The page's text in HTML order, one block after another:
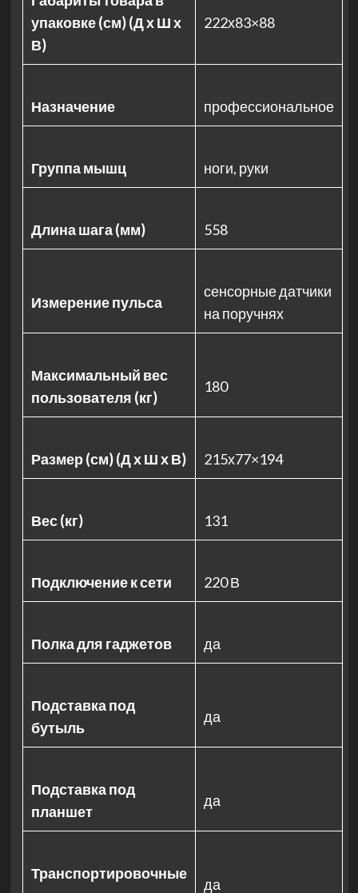
упаковке (см) (Д х Ш х
В)
222х83×88
Назначение профессиональное
Группа мышц ноги, руки
Длина шага (мм) 558
Измерение пульса
сенсорные датчики
на поручнях
Максимальный вес
пользователя (кг)
180
Размер (см) (Д х Ш х В) 215х77×194
Вес (кг) 131
Подключение к сети 220 В
Полка для гаджетов да
Подставка под
бутыль
да
Подставка под
планшет
да
Транспортировочные
да